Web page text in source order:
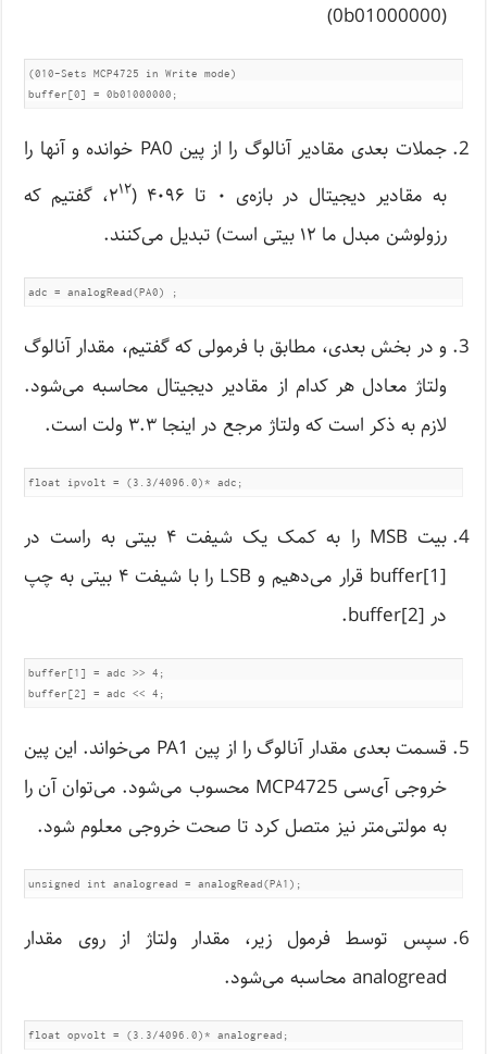
(0b01000000)
(010-Sets MCP4725 in Write mode)
buffer[0] = 0b01000000;
جملات بعدی مقادیر آنالوگ را از پین PA0 خوانده و آنها را
به مقادیر دیجیتال در بازه‌ی ۰ تا ۴۰۹۶ (۲
۱۲ ، گفتیم که
رزولوشن مبدل ما ۱۲ بیتی است) تبدیل می‌کنند.
adc = analogRead(PA0) ;
و در بخش بعدی، مطابق با فرمولی که گفتیم، مقدار آنالوگ
ولتاژ معادل هر کدام از مقادیر دیجیتال محاسبه می‌شود.
لازم به ذکر است که ولتاژ مرجع در اینجا ۳.۳ ولت است.
float ipvolt = (3.3/4096.0)* adc;
بیت MSB را به کمک یک شیفت ۴ بیتی به راست در
buffer[1] قرار می‌دهیم و LSB را با شیفت ۴ بیتی به چپ
در buffer[2].
buffer[1] = adc >> 4;
buffer[2] = adc << 4;
قسمت بعدی مقدار آنالوگ را از پین PA1 می‌خواند. این پین
خروجی آی‌سی MCP4725 محسوب می‌شود. می‌توان آن را
به مولتی‌متر نیز متصل کرد تا صحت خروجی معلوم شود.
unsigned int analogread = analogRead(PA1);
سپس توسط فرمول زیر، مقدار ولتاژ از روی مقدار
analogread محاسبه می‌شود.
float opvolt = (3.3/4096.0)* analogread;